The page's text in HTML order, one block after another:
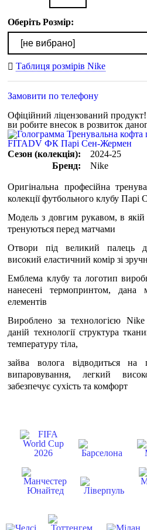
Оберіть Розмір:
Таблиця розмірів Nike
Замовити по телефону
Офіційний ліцензований
ви робите внесок в розвиток
Сезон (колекція):
2024-25
Бренд:
Nike
Оригінальна професійна
колекції футбольного клубу
Модель з довгим рукавом, в якій
тренуються перед матчами
Отвори під великий палець
високий еластичний комір зі
Емблема клубу та логотип
нанесені термопринтом,
елементів
Вироблено за технологією
даній технології структура
температуру тіла,
зайва волога відводиться
випаровування, легкий
забезпечує сухість та комфорт